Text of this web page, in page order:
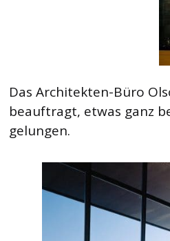
Das Architekten-Büro
beauftragt, etwas ganz
gelungen.